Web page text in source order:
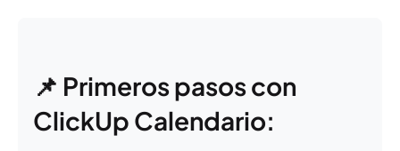
📌 Primeros pasos con
ClickUp Calendario: